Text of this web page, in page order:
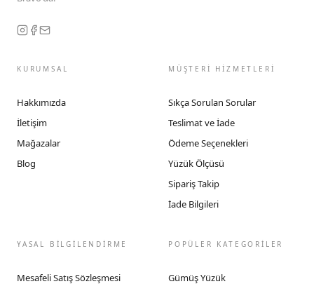
KURUMSAL
Hakkımızda
İletişim
Mağazalar
Blog
MÜŞTERİ HİZMETLERİ
Sıkça Sorulan Sorular
Teslimat ve İade
Ödeme Seçenekleri
Yüzük Ölçüsü
Sipariş Takip
İade Bilgileri
YASAL BİLGİLENDİRME
Mesafeli Satış Sözleşmesi
POPÜLER KATEGORİLER
Gümüş Yüzük